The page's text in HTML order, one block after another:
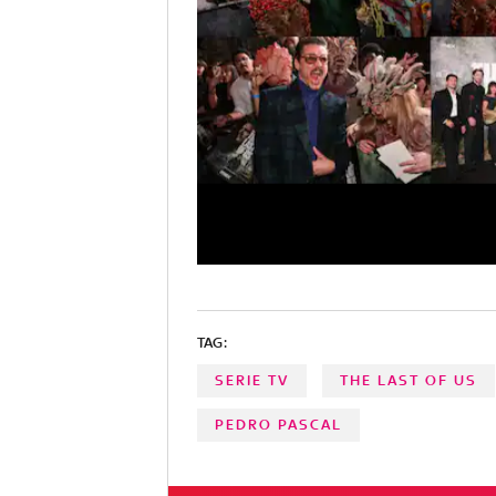
TAG:
SERIE TV THE LAST OF US
PEDRO PASCAL